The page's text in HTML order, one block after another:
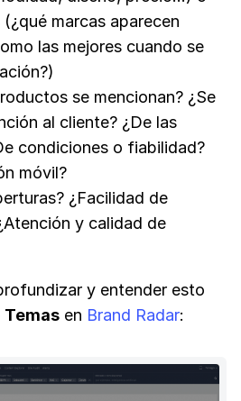
(¿qué marcas aparecen
las mejores cuando se
se mencionan? ¿Se
al cliente? ¿De las
condiciones o fiabilidad?
móvil?
¿Facilidad de
y calidad de
y entender esto
Temas en Brand Radar: